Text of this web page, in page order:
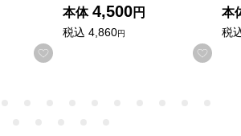
お気に入りに登録する
本体 4,500円
税込 4,860円
お気
本
税